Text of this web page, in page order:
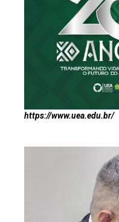
https://www.uea.edu.br/